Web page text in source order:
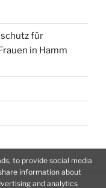
für
in Hamm
to provide social media
information about
and analytics